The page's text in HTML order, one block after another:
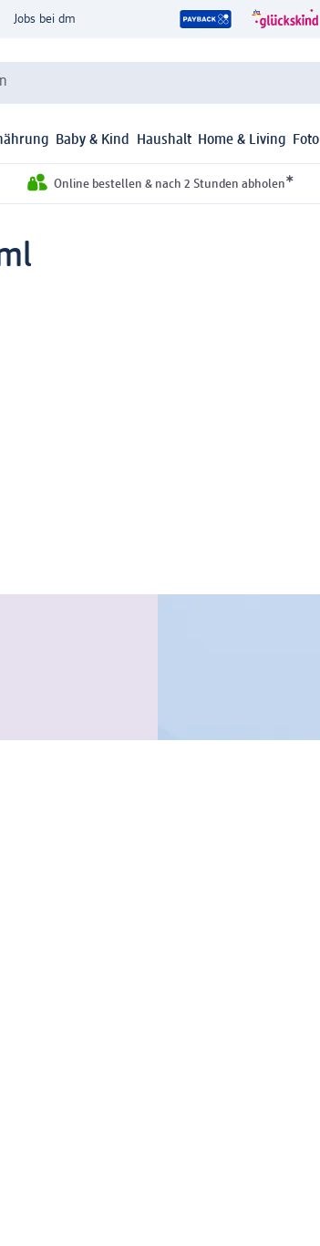
Jobs bei dm
Baby & Kind Haushalt Home & Living Foto
Online bestellen & nach 2 Stunden abholen*